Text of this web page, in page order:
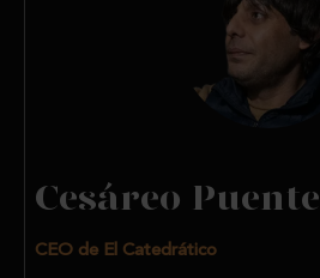
Cesáreo Puente
CEO de El Catedrático